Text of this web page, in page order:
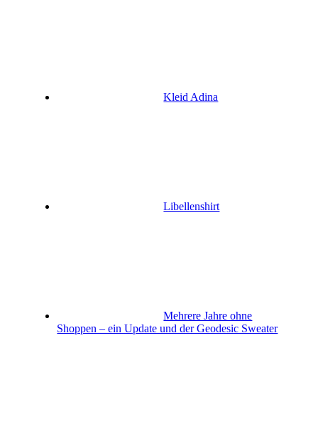
Kleid Adina
Libellenshirt
Mehrere Jahre ohne
Shoppen – ein Update und der Geodesic Sweater